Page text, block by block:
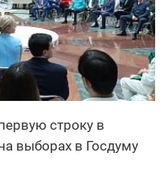
строку в
выборах в Госдуму